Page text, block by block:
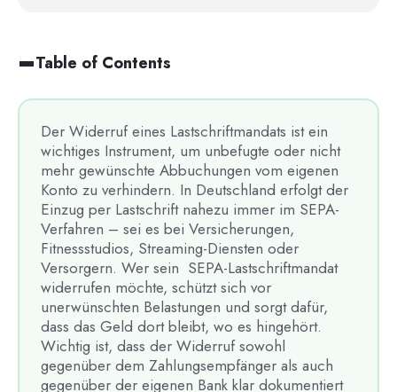
Der Widerruf eines Lastschriftmandats ist ein
wichtiges Instrument, um unbefugte oder nicht
mehr gewünschte Abbuchungen vom eigenen
Konto zu verhindern. In Deutschland erfolgt der
Einzug per Lastschrift nahezu immer im SEPA-
Verfahren – sei es bei Versicherungen,
Fitnessstudios, Streaming-Diensten oder
Versorgern. Wer sein SEPA-Lastschriftmandat
widerrufen möchte, schützt sich vor
unerwünschten Belastungen und sorgt dafür,
dass das Geld dort bleibt, wo es hingehört.
Wichtig ist, dass der Widerruf sowohl
gegenüber dem Zahlungsempfänger als auch
gegenüber der eigenen Bank klar dokumentiert
Table of Contents